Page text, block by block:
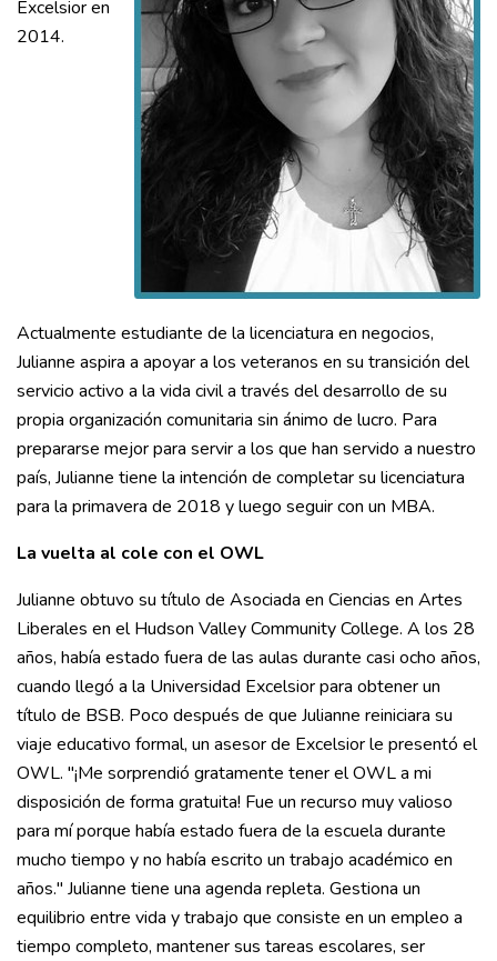
Excelsior en
2014.
Actualmente estudiante de la licenciatura en negocios,
Julianne aspira a apoyar a los veteranos en su transición del
servicio activo a la vida civil a través del desarrollo de su
propia organización comunitaria sin ánimo de lucro. Para
prepararse mejor para servir a los que han servido a nuestro
país, Julianne tiene la intención de completar su licenciatura
para la primavera de 2018 y luego seguir con un MBA.
La vuelta al cole con el OWL
Julianne obtuvo su título de Asociada en Ciencias en Artes
Liberales en el Hudson Valley Community College. A los 28
años, había estado fuera de las aulas durante casi ocho años,
cuando llegó a la Universidad Excelsior para obtener un
título de BSB. Poco después de que Julianne reiniciara su
viaje educativo formal, un asesor de Excelsior le presentó el
OWL. "¡Me sorprendió gratamente tener el OWL a mi
disposición de forma gratuita! Fue un recurso muy valioso
para mí porque había estado fuera de la escuela durante
mucho tiempo y no había escrito un trabajo académico en
años." Julianne tiene una agenda repleta. Gestiona un
equilibrio entre vida y trabajo que consiste en un empleo a
tiempo completo, mantener sus tareas escolares, ser